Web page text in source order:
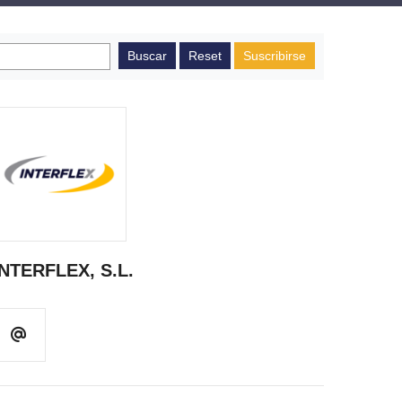
Suscribirse
S.L.